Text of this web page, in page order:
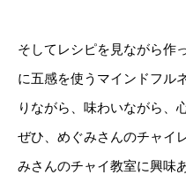
そしてレシピを見ながら作
に五感を使うマインドフル
りながら、味わいながら、
ぜひ、めぐみさんのチャイ
みさんのチャイ教室に興味